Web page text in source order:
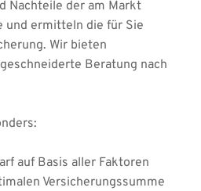
Nachteile der am Markt
und ermitteln die für Sie
Wir bieten
Beratung nach
auf Basis aller Faktoren
Versicherungssumme